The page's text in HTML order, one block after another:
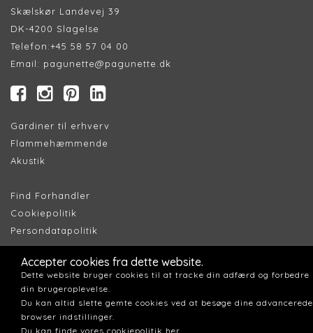
Skælskør Landevej 39
DK-4200 Slagelse
Telefon:+45 58 57 04 00
Email: pagunette@pagunette.dk
Gardiner til erhverv
Flammehæmmende
Akustik
Find Forhandler
Cookiepolitik
Persondatapolitik
Accepter cookies fra dette website.
Dette website bruger cookies til at tracke din adfærd og forbedre
din brugeroplevelse.
Du kan altid slette gemte cookies ved at besøge dine advancerede
browser indstillinger.
Du kan finde vores cookiepolitik her.